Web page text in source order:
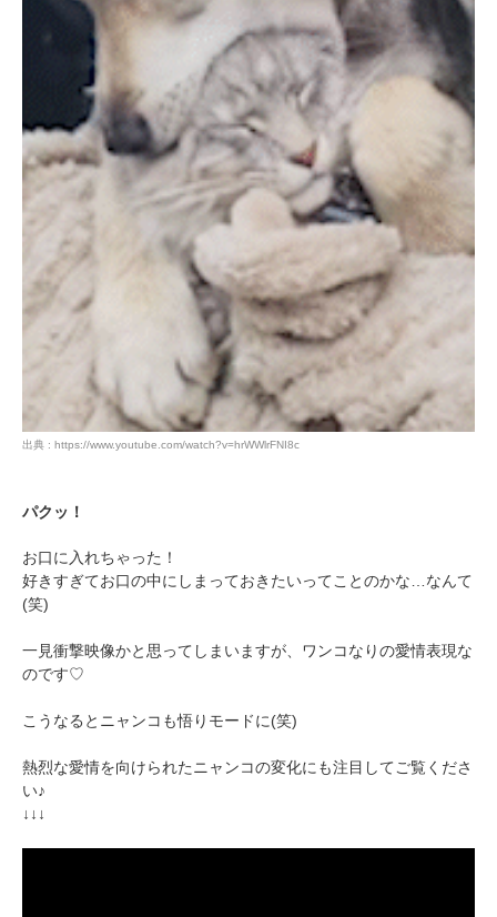
出典 : https://www.youtube.com/watch?v=hrWWlrFNI8c
パクッ！
お口に入れちゃった！
好きすぎてお口の中にしまっておきたいってことのかな…なんて
(笑)
一見衝撃映像かと思ってしまいますが、ワンコなりの愛情表現な
のです♡
こうなるとニャンコも悟りモードに(笑)
熱烈な愛情を向けられたニャンコの変化にも注目してご覧くださ
い♪
↓↓↓
閉じる
アプリで開く